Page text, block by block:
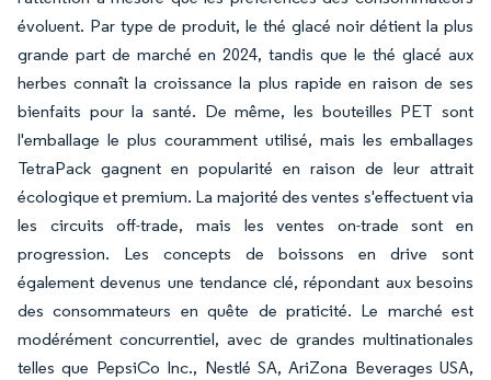
évoluent. Par type de produit, le thé glacé noir détient la plus
grande part de marché en 2024, tandis que le thé glacé aux
herbes connaît la croissance la plus rapide en raison de ses
bienfaits pour la santé. De même, les bouteilles PET sont
l'emballage le plus couramment utilisé, mais les emballages
TetraPack gagnent en popularité en raison de leur attrait
écologique et premium. La majorité des ventes s'effectuent via
les circuits off-trade, mais les ventes on-trade sont en
progression. Les concepts de boissons en drive sont
également devenus une tendance clé, répondant aux besoins
des consommateurs en quête de praticité. Le marché est
modérément concurrentiel, avec de grandes multinationales
telles que PepsiCo Inc., Nestlé SA, AriZona Beverages USA,